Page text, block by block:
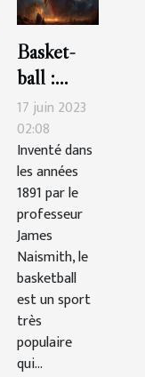
Basket-
ball :
quelle est
la durée
d’un
match ?
17 juin 2023
02:08
Inventé dans
les années
1891 par le
professeur
James
Naismith, le
basketball
est un sport
très
populaire
qui...